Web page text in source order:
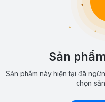
Sản
Sản phẩm này hiện tại đã
chọn